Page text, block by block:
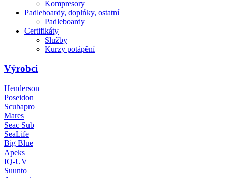
Kompresory
Padleboardy, doplńky, ostatní
Padleboardy
Certifikáty
Služby
Kurzy potápění
Výrobci
Henderson
Poseidon
Scubapro
Mares
Seac Sub
SeaLife
Big Blue
Apeks
IQ-UV
Suunto